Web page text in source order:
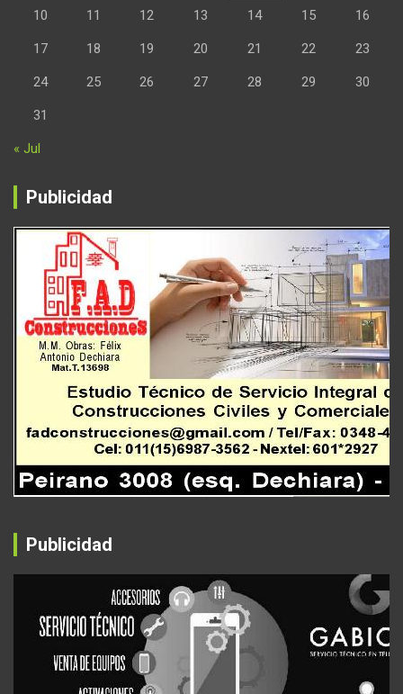
10 11 12 13 14 15 16
17 18 19 20 21 22 23
24 25 26 27 28 29 30
31
« Jul
Publicidad
Publicidad